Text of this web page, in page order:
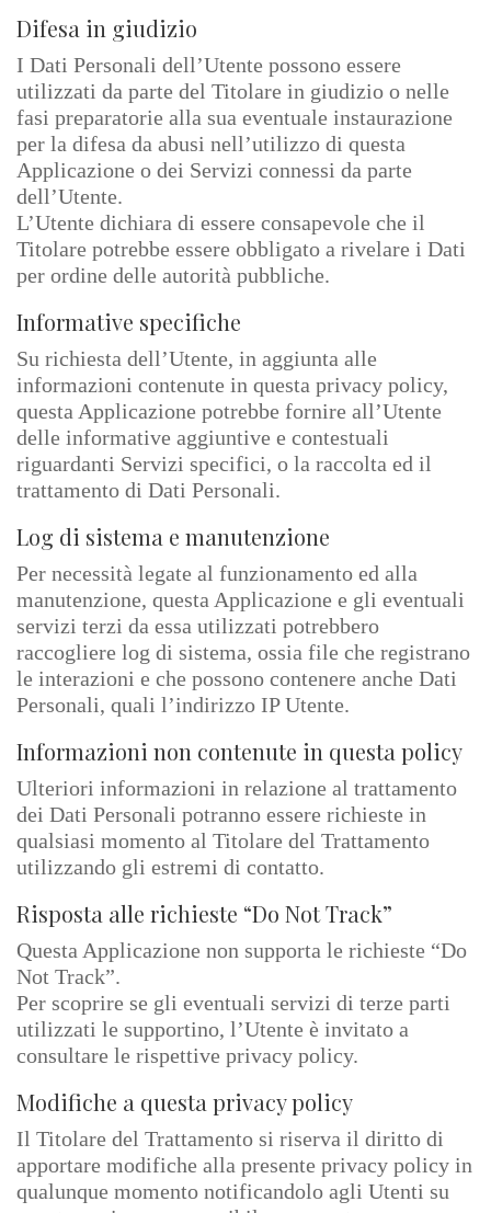
Difesa in giudizio
I Dati Personali dell’Utente possono essere
utilizzati da parte del Titolare in giudizio o nelle
fasi preparatorie alla sua eventuale instaurazione
per la difesa da abusi nell’utilizzo di questa
Applicazione o dei Servizi connessi da parte
dell’Utente.
L’Utente dichiara di essere consapevole che il
Titolare potrebbe essere obbligato a rivelare i Dati
per ordine delle autorità pubbliche.
Informative specifiche
Su richiesta dell’Utente, in aggiunta alle
informazioni contenute in questa privacy policy,
questa Applicazione potrebbe fornire all’Utente
delle informative aggiuntive e contestuali
riguardanti Servizi specifici, o la raccolta ed il
trattamento di Dati Personali.
Log di sistema e manutenzione
Per necessità legate al funzionamento ed alla
manutenzione, questa Applicazione e gli eventuali
servizi terzi da essa utilizzati potrebbero
raccogliere log di sistema, ossia file che registrano
le interazioni e che possono contenere anche Dati
Personali, quali l’indirizzo IP Utente.
Informazioni non contenute in questa policy
Ulteriori informazioni in relazione al trattamento
dei Dati Personali potranno essere richieste in
qualsiasi momento al Titolare del Trattamento
utilizzando gli estremi di contatto.
Risposta alle richieste “Do Not Track”
Questa Applicazione non supporta le richieste “Do
Not Track”.
Per scoprire se gli eventuali servizi di terze parti
utilizzati le supportino, l’Utente è invitato a
consultare le rispettive privacy policy.
Modifiche a questa privacy policy
Il Titolare del Trattamento si riserva il diritto di
apportare modifiche alla presente privacy policy in
qualunque momento notificandolo agli Utenti su